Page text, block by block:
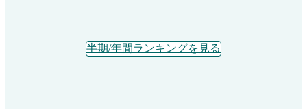
半期/年間ランキングを見る